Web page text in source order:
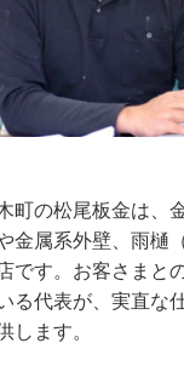
町の松尾板金は、
金属系外壁、雨樋
です。お客さまと
る代表が、実直な
します。